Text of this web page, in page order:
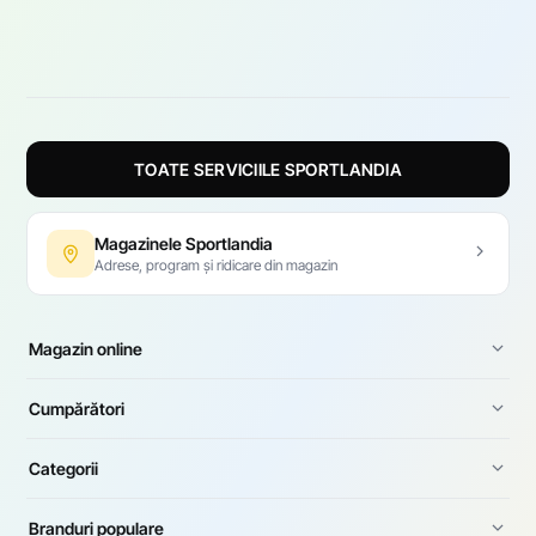
TOATE SERVICIILE SPORTLANDIA
Magazinele Sportlandia
Adrese, program și ridicare din magazin
Magazin online
Cumpărători
Categorii
Branduri populare